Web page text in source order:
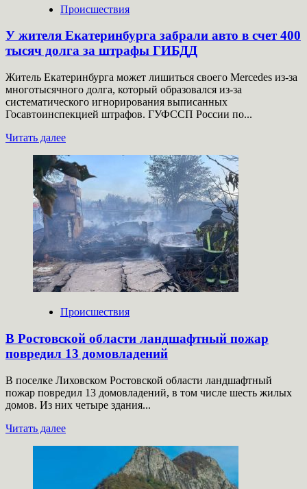
руководителя
предприятия
Происшествия
У жителя Екатеринбурга забрали авто в счет 400
тысяч долга за штрафы ГИБДД
Житель Екатеринбурга может лишиться своего Mercedes из-за
многотысячного долга, который образовался из-за
систематического игнорирования выписанных
Госавтоинспекцией штрафов. ГУФССП России по...
Читать далееПрочитать
о
У
жителя
Екатеринбурга
забрали
авто
в
счет
400
тысяч
долга
штрафы
Происшествия
В Ростовской области ландшафтный пожар
повредил 13 домовладений
В поселке Лиховском Ростовской области ландшафтный
пожар повредил 13 домовладений, в том числе шесть жилых
домов. Из них четыре здания...
Читать далееПрочитать
Ростовской